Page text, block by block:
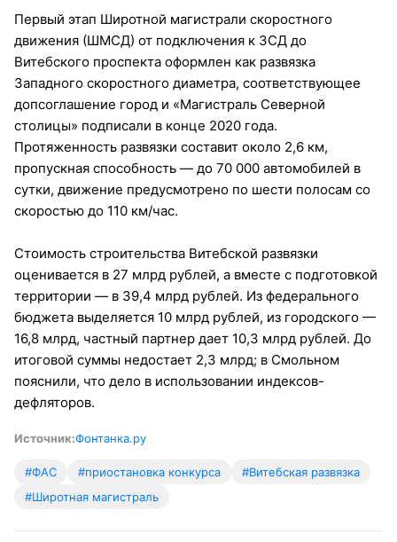
Первый этап Широтной магистрали скоростного
движения (ШМСД) от подключения к ЗСД до
Витебского проспекта оформлен как развязка
Западного скоростного диаметра, соответствующее
допсоглашение город и «Магистраль Северной
столицы» подписали в конце 2020 года.
Протяженность развязки составит около 2,6 км,
пропускная способность — до 70 000 автомобилей в
сутки, движение предусмотрено по шести полосам со
скоростью до 110 км/час.
Стоимость строительства Витебской развязки
оценивается в 27 млрд рублей, а вместе с подготовкой
территории — в 39,4 млрд рублей. Из федерального
бюджета выделяется 10 млрд рублей, из городского —
16,8 млрд, частный партнер дает 10,3 млрд рублей. До
итоговой суммы недостает 2,3 млрд; в Смольном
пояснили, что дело в использовании индексов-
дефляторов.
Источник:Фонтанка.ру
#ФАС #приостановка конкурса
#Витебская развязка
#Широтная магистраль